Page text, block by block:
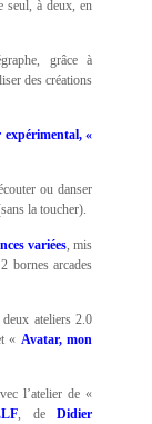
seul, à deux, en
grâce à
des créations
«
ou danser
la toucher).
variées, mis
bornes arcades
ateliers 2.0
« Avatar, mon
l’atelier de «
, deDidier